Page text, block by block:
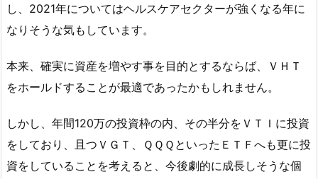
し、2021年についてはヘルスケアセクターが強くなる年に
なりそうな気もしています。
本来、確実に資産を増やす事を目的とするならば、ＶＨＴ
をホールドすることが最適であったかもしれません。
しかし、年間120万の投資枠の内、その半分をＶＴＩに投資
をしており、且つＶＧＴ、ＱＱＱといったＥＴＦへも更に投
資をしていることを考えると、今後劇的に成長しそうな個